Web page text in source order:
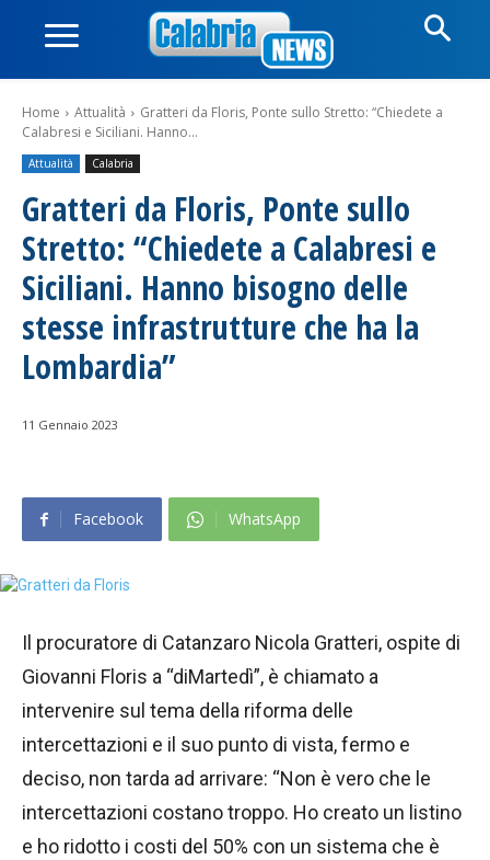
Home Attualità
Gratteri da Floris, Ponte sullo Stretto: “Chiedete a
Calabresi e Siciliani. Hanno...
Attualità Calabria
Gratteri da Floris, Ponte sullo
Stretto: “Chiedete a Calabresi e
Siciliani. Hanno bisogno delle
stesse infrastrutture che ha la
Lombardia”
11 Gennaio 2023
Facebook WhatsApp
Il procuratore di Catanzaro Nicola Gratteri, ospite di
Giovanni Floris a “diMartedì”, è chiamato a
intervenire sul tema della riforma delle
intercettazioni e il suo punto di vista, fermo e
deciso, non tarda ad arrivare: “Non è vero che le
intercettazioni costano troppo. Ho creato un listino
e ho ridotto i costi del 50% con un sistema che è